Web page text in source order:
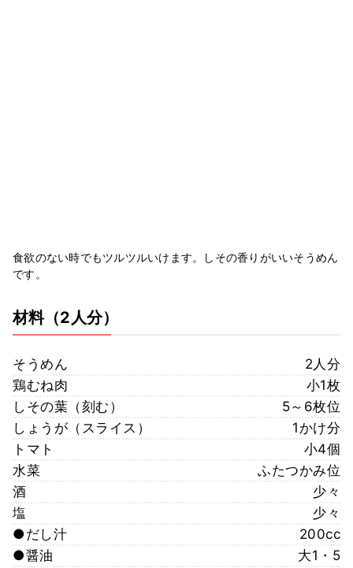
食欲のない時でもツルツルいけます。しその香りがいいそうめん
です。
材料（2人分）
そうめん
2人分
鶏むね肉
小1枚
しその葉（刻む）
5～6枚位
しょうが（スライス）
1かけ分
トマト
小4個
水菜
ふたつかみ位
酒
少々
塩
少々
●だし汁
200cc
●醤油
大1・5